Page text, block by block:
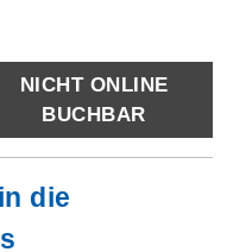
NICHT ONLINE
BUCHBAR
die